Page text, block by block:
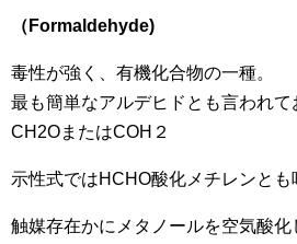
（Formaldehyde)
毒性が強く、有機化合物の一種。
最も簡単なアルデヒドとも言われて
CH2OまたはCOH２
示性式ではHCHO酸化メチレンとも
触媒存在かにメタノールを空気酸化